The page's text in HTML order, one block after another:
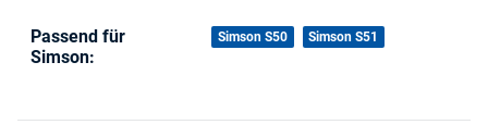
Produkteigenschaft
Wert
Passend für
Simson:
Simson S50 Simson S51